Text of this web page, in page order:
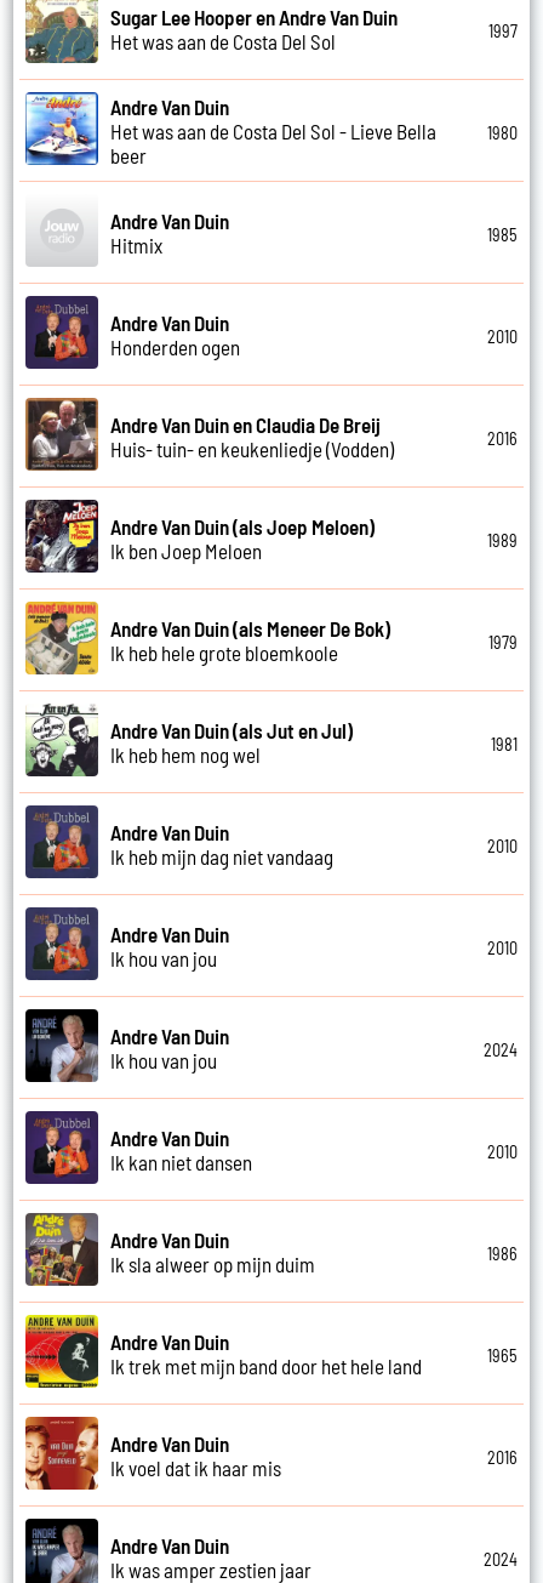
Sugar Lee Hooper en Andre Van Duin
Het was aan de Costa Del Sol
1997
Andre Van Duin
Het was aan de Costa Del Sol - Lieve Bella
beer
1980
Andre Van Duin
Hitmix
1985
Andre Van Duin
Honderden ogen
2010
Andre Van Duin en Claudia De Breij
Huis- tuin- en keukenliedje (Vodden)
2016
Andre Van Duin (als Joep Meloen)
Ik ben Joep Meloen
1989
Andre Van Duin (als Meneer De Bok)
Ik heb hele grote bloemkoole
1979
Andre Van Duin (als Jut en Jul)
Ik heb hem nog wel
1981
Andre Van Duin
Ik heb mijn dag niet vandaag
2010
Andre Van Duin
Ik hou van jou
2010
Andre Van Duin
Ik hou van jou
2024
Andre Van Duin
Ik kan niet dansen
2010
Andre Van Duin
Ik sla alweer op mijn duim
1986
Andre Van Duin
Ik trek met mijn band door het hele land
1965
Andre Van Duin
Ik voel dat ik haar mis
2016
Andre Van Duin
Ik was amper zestien jaar
2024